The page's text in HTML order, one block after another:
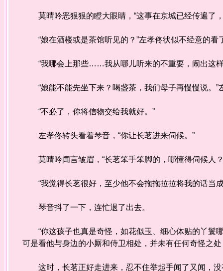
莫晴吟恶狠狠的瞪大眼睛，“这事在京城已经传遍了
“娘在酒楼或是茶馆听见的？”左孝佟状似不经意的看
“我哪会上那些……我从哪儿听来的不重要，闹出这样
“娘能不能先坐下来？喝盏茶，我们母子再慢慢说。”
“不必了，你将信物交给我就好。”
左孝佟转头看着琴音，“你让长茗进来伺候。”
莫晴吟闻言皱眉，“长茗笨手笨脚的，哪懂得伺候人
“我觉得长茗很好，至少他不会拖拖拉拉将我的话当
琴音抖了一下，连忙退了出去。
“你这孩子也真是奇怪，如花似玉、细心体贴的丫鬟
可是看他与身边的小厮和侍卫相处，并未有任何奇怪之
这时，长茗正好走进来，忍不住举起手闻了又闻，没